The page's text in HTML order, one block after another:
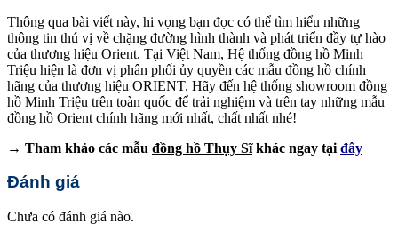
Thông qua bài viết này, hi vọng bạn đọc có thể tìm hiểu những
thông tin thú vị về chặng đường hình thành và phát triển đầy tự hào
của thương hiệu Orient. Tại Việt Nam, Hệ thống đồng hồ Minh
Triệu hiện là đơn vị phân phối ủy quyền các mẫu đồng hồ chính
hãng của thương hiệu ORIENT. Hãy đến hệ thống showroom đồng
hồ Minh Triệu trên toàn quốc để trải nghiệm và trên tay những mẫu
đồng hồ Orient chính hãng mới nhất, chất nhất nhé!
→ Tham khảo các mẫu đồng hồ Thụy Sĩkhác ngay tại đây
Đánh giá
Chưa có đánh giá nào.